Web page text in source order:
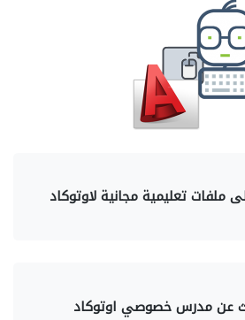
ملفات تعليمية مجانية لاوتوكاد
عن مدرس خصوصي اوتوكاد